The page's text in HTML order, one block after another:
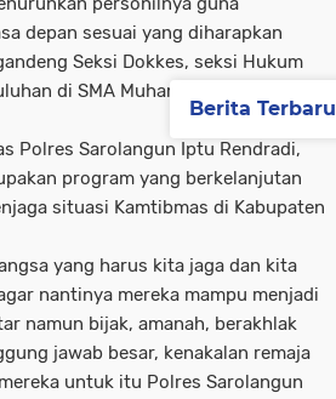
depan sesuai yang diharapkan
Seksi Dokkes, seksi Hukum
di SMA Muhammadiyah Singkut
Polres Sarolangun Iptu Rendradi,
program yang berkelanjutan
situasi Kamtibmas di Kabupaten
yang harus kita jaga dan kita
nantinya mereka mampu menjadi
namun bijak, amanah, berakhlak
jawab besar, kenakalan remaja
untuk itu Polres Sarolangun
Berita Terbaru